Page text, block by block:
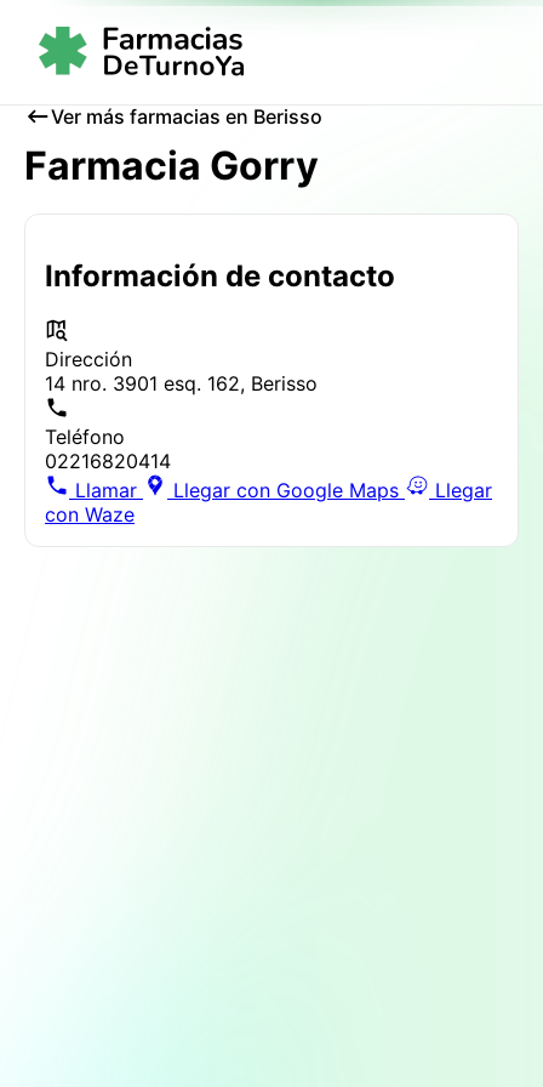
Ver más farmacias en Berisso
Farmacia Gorry
Información de contacto
Dirección
14 nro. 3901 esq. 162, Berisso
Teléfono
02216820414
Llamar
Llegar con Google Maps
Llegar
con Waze